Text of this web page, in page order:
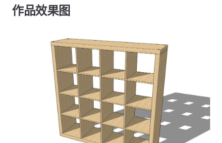
作品效果图